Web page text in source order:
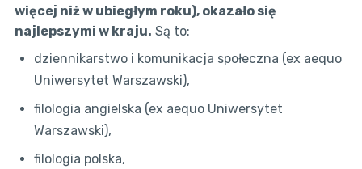
więcej niż w ubiegłym roku), okazało się
najlepszymi w kraju. Są to:
dziennikarstwo i komunikacja społeczna (ex aequo
Uniwersytet Warszawski),
filologia angielska (ex aequo Uniwersytet
Warszawski),
filologia polska,